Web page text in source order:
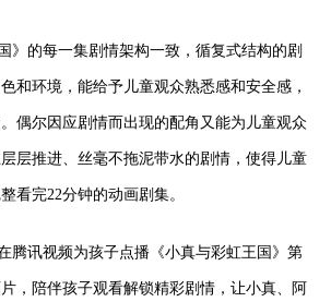
的每一集剧情架构一致，循复式结构的剧
和环境，能给予儿童观众熟悉感和安全感，
偶尔因应剧情而出现的配角又能为儿童观众
层推进、丝毫不拖泥带水的剧情，使得儿童
看完22分钟的动画剧集。
讯视频为孩子点播《小真与彩虹王国》第
，陪伴孩子观看解锁精彩剧情，让小真、阿